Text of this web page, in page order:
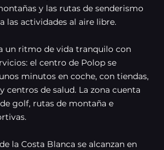
y las rutas de senderismo
las actividades al aire libre.
un ritmo de vida tranquilo con
el centro de Polop se
minutos en coche, con tiendas,
centros de salud. La zona cuenta
golf, rutas de montaña e
la Costa Blanca se alcanzan en